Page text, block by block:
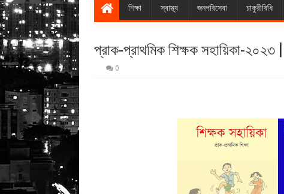
শিক্ষা স্বাস্থ্য জনপরিসেবা চাকুরীবিধি
প্রাক-প্রাথমিক শিক্ষক সহায়িকা-
0